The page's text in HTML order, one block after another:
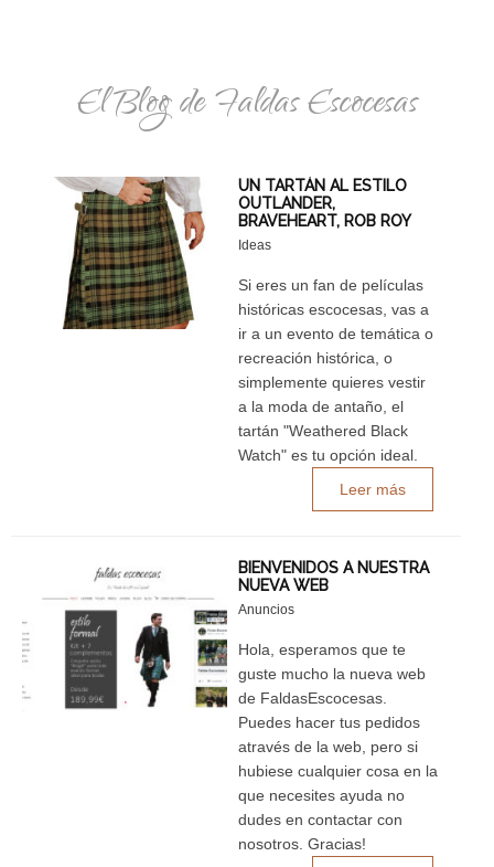
El Blog de Faldas Escocesas
UN TARTÁN AL ESTILO
OUTLANDER,
BRAVEHEART, ROB ROY
Ideas
Si eres un fan de películas
históricas escocesas, vas a
ir a un evento de temática o
recreación histórica, o
simplemente quieres vestir
a la moda de antaño, el
tartán "Weathered Black
Watch" es tu opción ideal.
Leer más
BIENVENIDOS A NUESTRA
NUEVA WEB
Anuncios
Hola, esperamos que te
guste mucho la nueva web
de FaldasEscocesas.
Puedes hacer tus pedidos
através de la web, pero si
hubiese cualquier cosa en la
que necesites ayuda no
dudes en contactar con
nosotros. Gracias!